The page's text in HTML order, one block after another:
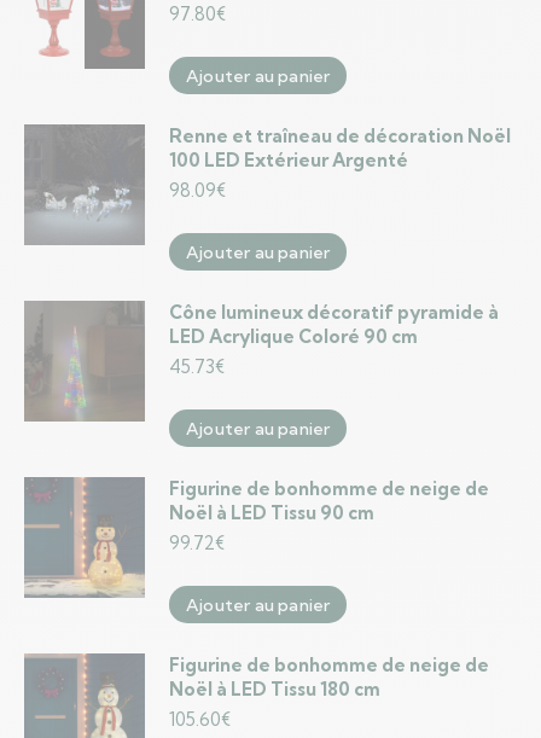
97.80€
Ajouter au panier
Renne et traîneau de décoration Noël
100 LED Extérieur Argenté
98.09€
Ajouter au panier
Cône lumineux décoratif pyramide à
LED Acrylique Coloré 90 cm
45.73€
Ajouter au panier
Figurine de bonhomme de neige de
Noël à LED Tissu 90 cm
99.72€
Ajouter au panier
Figurine de bonhomme de neige de
Noël à LED Tissu 180 cm
105.60€